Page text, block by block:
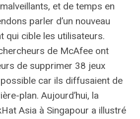
et de temps en
parler d’un nouveau
qui cible les utilisateurs.
de McAfee ont
de supprimer 38 jeux
car ils diffusaient de
plan. Aujourd’hui, la
Asia à Singapour a illustré